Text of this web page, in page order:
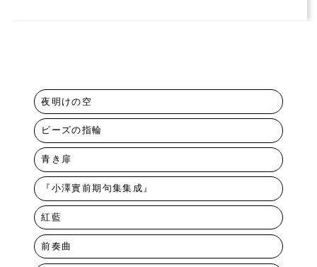
夜明けの空
ビーズの指輪
青き扉
『小澤實前期句集集成』
紅藍
前奏曲